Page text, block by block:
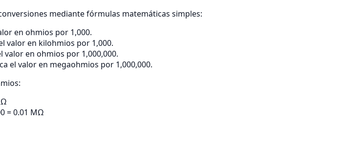
mediante fórmulas matemáticas simples:
en ohmios por 1,000.
valor en kilohmios por 1,000.
valor en ohmios por 1,000,000.
el valor en megaohmios por 1,000,000.
= 0.01 MΩ